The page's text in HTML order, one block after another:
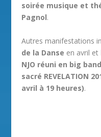
soirée musique et
Pagnol.
Autres manifestations
de la Danse en avril et
NJO réuni en big
sacré REVELATION
avril à 19 heures).